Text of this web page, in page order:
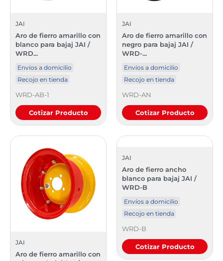
JAI
Aro de fierro amarillo con
blanco para bajaj JAI /
WRD...
Envíos a domicilio
Recojo en tienda
WRD-AB-1
Cotizar Producto
JAI
Aro de fierro amarillo con
negro para bajaj JAI /
WRD-...
Envíos a domicilio
Recojo en tienda
WRD-AN
Cotizar Producto
JAI
Aro de fierro amarillo con
JAI
Aro de fierro ancho
blanco para bajaj JAI /
WRD-B
Envíos a domicilio
Recojo en tienda
WRD-B
Cotizar Producto